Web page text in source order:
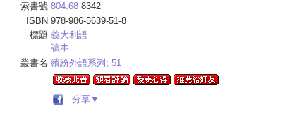
索書號 804.68 8342
ISBN 978-986-5639-51-8
標題 義大利語
讀本
叢書名 繽紛外語系列 ; 51
分享▼